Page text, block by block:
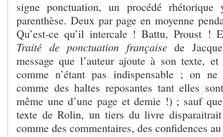
signe ponctuation, un procédé
parenthèse. Deux par page en moyenne
Qu’est-ce qu’il intercale ! Battu, Proust !
Traité de ponctuation française de
message que l’auteur ajoute à son texte,
comme n’étant pas indispensable ; on
comme des haltes reposantes tant elles
même une d’une page et demie !) ; sauf
texte de Rolin, un tiers du livre
comme des commentaires, des confidences